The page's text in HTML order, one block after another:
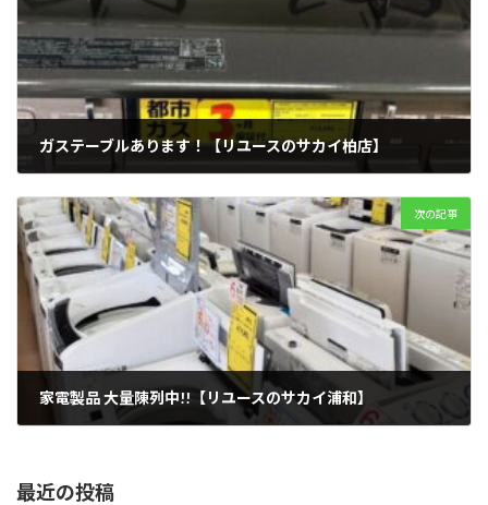
ガステーブルあります！【リユースのサカイ柏店】
次の記事
家電製品 大量陳列中!!【リユースのサカイ浦和】
最近の投稿